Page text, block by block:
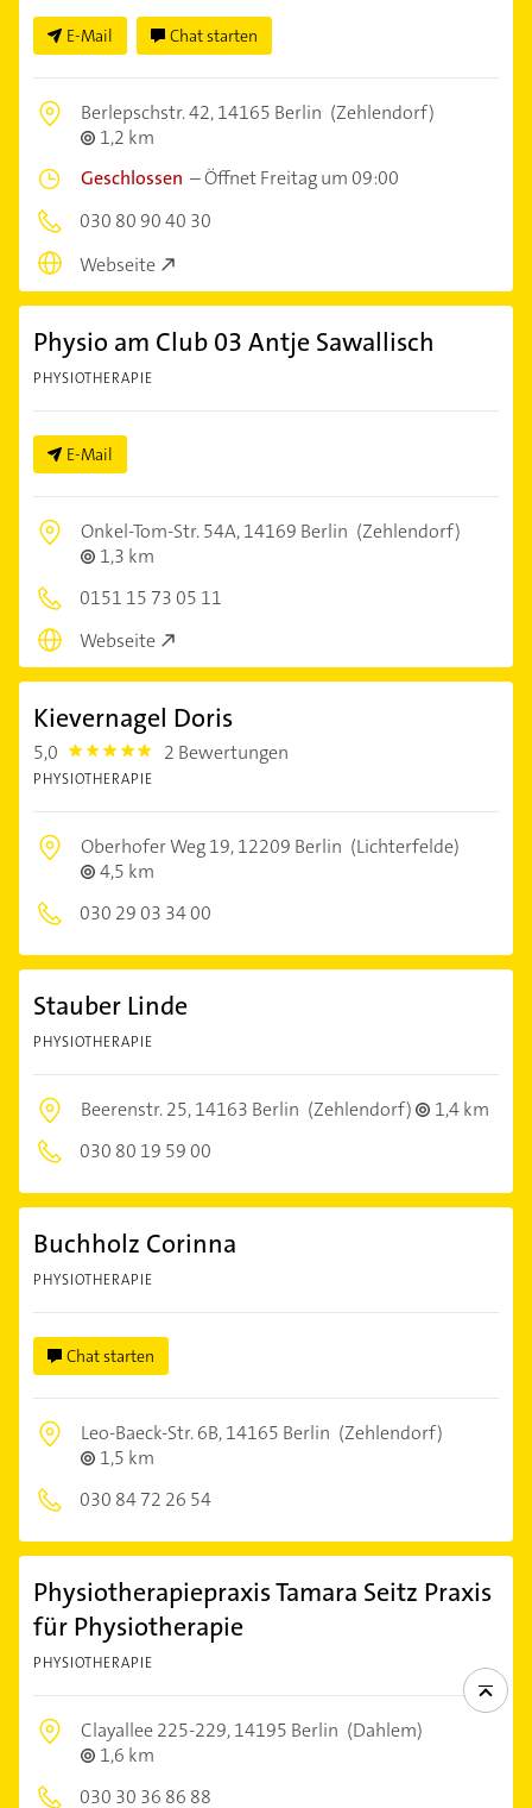
E-Mail Chat starten
Berlepschstr. 42,14165 Berlin (Zehlendorf)
1,2 km
Geschlossen –Öffnet Freitag um 09:00
030 80 90 40 30
Webseite
Physio am Club 03 Antje Sawallisch
PHYSIOTHERAPIE
E-Mail
Onkel-Tom-Str. 54A,14169 Berlin (Zehlendorf)
1,3 km
0151 15 73 05 11
Webseite
Kievernagel Doris
5,0 5.0 2 Bewertungen
PHYSIOTHERAPIE
Oberhofer Weg 19,12209 Berlin (Lichterfelde)
4,5 km
030 29 03 34 00
Stauber Linde
PHYSIOTHERAPIE
Beerenstr. 25,14163 Berlin (Zehlendorf)
1,4 km
030 80 19 59 00
Buchholz Corinna
PHYSIOTHERAPIE
Chat starten
Leo-Baeck-Str. 6B,14165 Berlin (Zehlendorf)
1,5 km
030 84 72 26 54
Physiotherapiepraxis Tamara Seitz Praxis
für Physiotherapie
PHYSIOTHERAPIE
Clayallee 225-229,14195 Berlin (Dahlem)
1,6 km
030 30 36 86 88